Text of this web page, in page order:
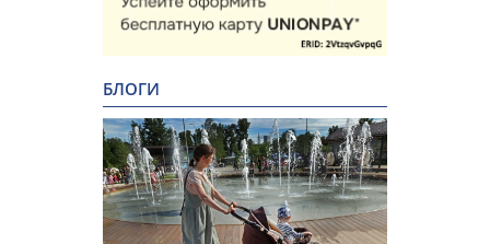
БЛОГИ